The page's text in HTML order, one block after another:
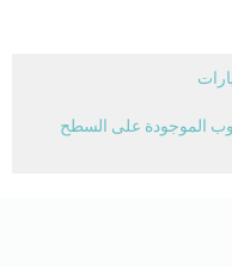
الموجودة على السطح